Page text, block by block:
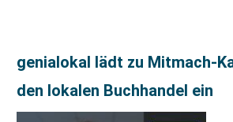
genialokal lädt zu Mitmach-
den lokalen Buchhandel ein